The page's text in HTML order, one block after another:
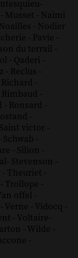
-
- Musset - Naïmi
Noailles - Nodier
- Pavie -
du terrail -
- Qaderi -
- Reclus -
Richard -
Rimbaud -
- Ronsard -
-
Saint victor -
Schwab -
- Silion -
- Stevenson -
- Theuriet -
- Trollope -
offel -
- Verne - Vidocq -
- Voltaire-
- Wilde -
-